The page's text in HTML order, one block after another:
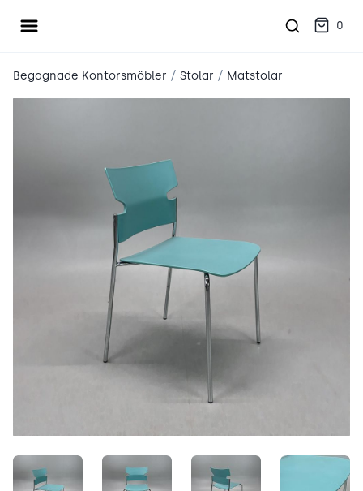
Öppna meny 0
Begagnade Kontorsmöbler / Stolar / Matstolar
AmfUt6bYiVHz.jpegf7gBu55jol6e.jpegBwS8bfj_bmUZ.jpeg